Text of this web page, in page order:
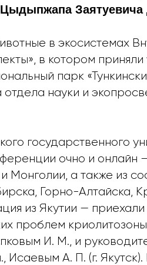
Цыдыпжапа
в экосистемах
в котором приняли
парк
отдела науки и
государственного
очно и онлайн
Монголии, а также из
Горно-Алтайска,
из Якутии — приехали
проблем
И. М., и
Исаевым А. П. (г.